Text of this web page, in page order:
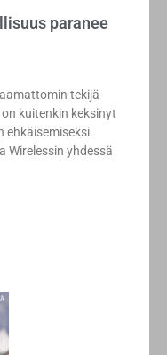
paranee
tekijä
kuitenkin keksinyt
ehkäisemiseksi.
Wirelessin yhdessä